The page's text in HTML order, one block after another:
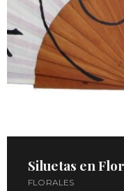
Siluetas en Flor
FLORALES